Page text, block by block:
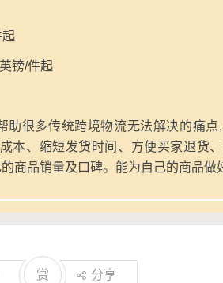
起
镑/件起
助很多传统跨境物流无法解决的痛点
本、缩短发货时间、方便买家退货
商品销量及口碑。能为自己的商品做
赏 分享